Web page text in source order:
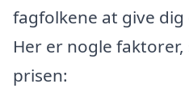
fagfolkene at give
Her er nogle
prisen: